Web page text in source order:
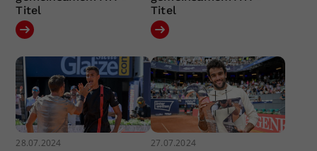
Titel
Titel
28.07.2024 27.07.2024